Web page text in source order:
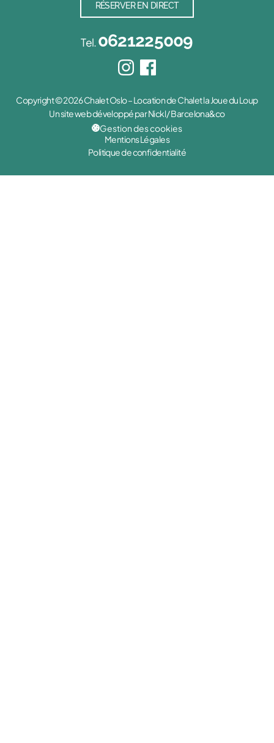
RÉSERVER EN DIRECT
Tel.0621225009
Copyright © 2026 Chalet Oslo – Location de Chalet la Joue du Loup
Un site web développé par Nickl / Barcelona&co
Gestion des cookies
Mentions Légales
Politique de confidentialité